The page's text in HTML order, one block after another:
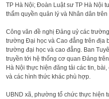
TP Hà Nội; Đoàn Luật sư TP Hà Nội
thẩm quyền quản lý và Nhân dân
Công văn đề nghị Đảng uỷ các
trường Đại học và Cao đẳng trên địa
trường đại học và cao đẳng. Ban
truyền tới hệ thống cơ quan Đảng
Hà Nội thực hiện đăng tải các tin,
và các hình thức khác phù hợp.
UBND xã, phường tổ chức thực hiện